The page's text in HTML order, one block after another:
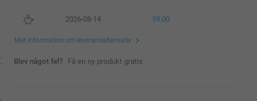
2026-08-14 59,00
Mer information om leveransalternativ
Blev något fel? Få en ny produkt gratis